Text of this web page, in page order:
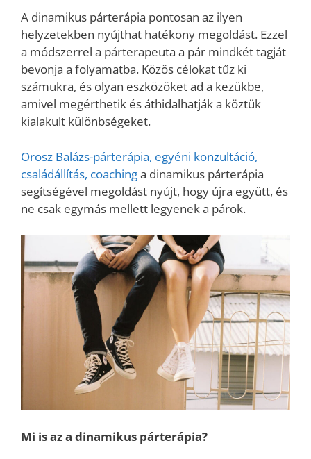
A dinamikus párterápia pontosan az ilyen
helyzetekben nyújthat hatékony megoldást. Ezzel
a módszerrel a párterapeuta a pár mindkét tagját
bevonja a folyamatba. Közös célokat tűz ki
számukra, és olyan eszközöket ad a kezükbe,
amivel megérthetik és áthidalhatják a köztük
kialakult különbségeket.
Orosz Balázs-párterápia, egyéni konzultáció,
családállítás, coachinga dinamikus párterápia
segítségével megoldást nyújt, hogy újra együtt, és
ne csak egymás mellett legyenek a párok.
Mi is az a dinamikus párterápia?